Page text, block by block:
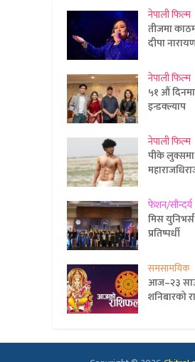
नेपाली फिल्म
तीजमा
दीपा
नेपाली फिल्म
५१ औं दिनमा
इन्डक्ल्याप
नेपाली फिल्म
पीके लुक्समा
फेशन/सौन्दर्य
मिस
प्रतिष्पर्धी
समसामयिक
आज–२३
शनिबारको